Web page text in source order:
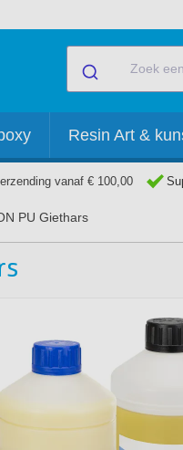
Resin Art &
vanaf € 100,00
PU Giethars